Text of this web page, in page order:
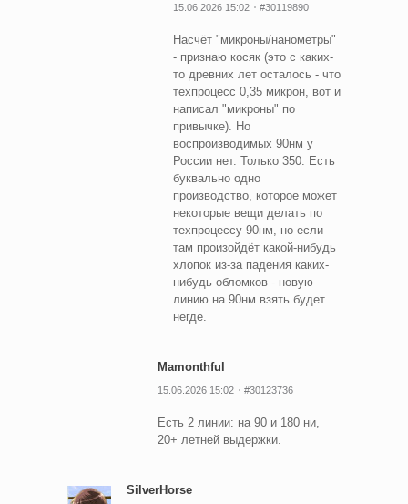
15.06.2026 15:02 #30119890
Насчёт "микроны/нанометры"
- признаю косяк (это с каких-
то древних лет осталось - что
техпроцесс 0,35 микрон, вот и
написал "микроны" по
привычке). Но
воспроизводимых 90нм у
России нет. Только 350. Есть
буквально одно
производство, которое может
некоторые вещи делать по
техпроцессу 90нм, но если
там произойдёт какой-нибудь
хлопок из-за падения каких-
нибудь обломков - новую
линию на 90нм взять будет
негде.
Mamonthful
15.06.2026 15:02 #30123736
Есть 2 линии: на 90 и 180 ни,
20+ летней выдержки.
SilverHorse